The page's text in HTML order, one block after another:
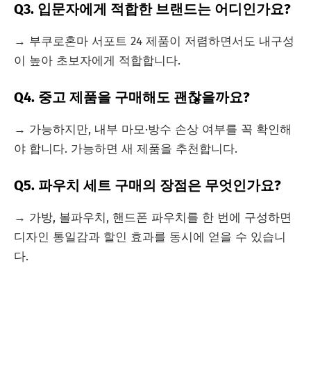
Q3. 입문자에게 적합한 브랜드는 어디인가요?
→ 부쿠로혼마 서포트 24 제품이 저렴하면서도 내구성
이 높아 초보자에게 적합합니다.
Q4. 중고 제품을 구매해도 괜찮을까요?
→ 가능하지만, 내부 마모·방수 손상 여부를 꼭 확인해
야 합니다. 가능하면 새 제품을 추천합니다.
Q5. 파우치 세트 구매의 장점은 무엇인가요?
→ 가방, 볼파우치, 핸드폰 파우치를 한 번에 구성하면
디자인 통일감과 할인 효과를 동시에 얻을 수 있습니
다.